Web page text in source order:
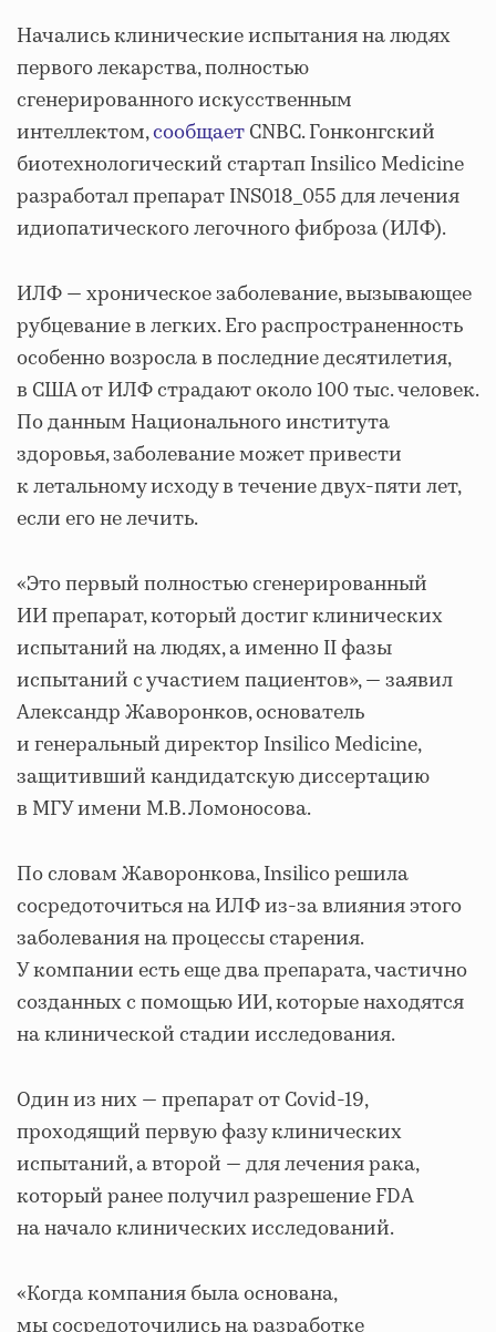
Начались клинические испытания на людях
первого лекарства, полностью
сгенерированного искусственным
интеллектом,сообщаетCNBC. Гонконгский
биотехнологический стартап Insilico Medicine
разработал препарат INS018_055 для лечения
идиопатического легочного фиброза (ИЛФ).
ИЛФ — хроническое заболевание, вызывающее
рубцевание в легких. Его распространенность
особенно возросла в последние десятилетия,
в США от ИЛФ страдают около 100 тыс. человек.
По данным Национального института
здоровья, заболевание может привести
к летальному исходу в течение двух-пяти лет,
если его не лечить.
«Это первый полностью сгенерированный
ИИ препарат, который достиг клинических
испытаний на людях, а именно II фазы
испытаний с участием пациентов», — заявил
Александр Жаворонков, основатель
и генеральный директор Insilico Medicine,
защитивший кандидатскую диссертацию
в МГУ имени М.В. Ломоносова.
По словам Жаворонкова, Insilico решила
сосредоточиться на ИЛФ из-за влияния этого
заболевания на процессы старения.
У компании есть еще два препарата, частично
созданных с помощью ИИ, которые находятся
на клинической стадии исследования.
Один из них — препарат от Covid-19,
проходящий первую фазу клинических
испытаний, а второй — для лечения рака,
который ранее получил разрешение FDA
на начало клинических исследований.
«Когда компания была основана,